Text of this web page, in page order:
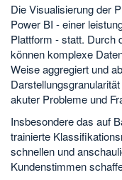
Die Visualisierung der
Power BI - einer
Plattform - statt. Durch
können komplexe
Weise aggregiert und
akuter Probleme und
Insbesondere das auf
trainierte
schnellen und
Kundenstimmen